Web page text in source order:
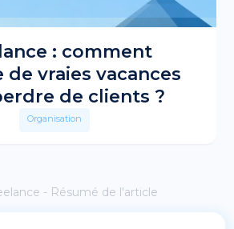
: comment
de vraies vacances
de clients ?
Organisation
- Résumé de l'article